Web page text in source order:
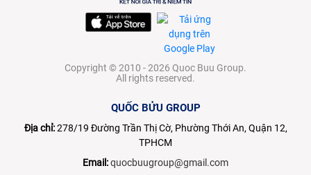
Copyright © 2010 - 2026 Quoc Buu Group.
All rights reserved.
QUỐC BỬU GROUP
Địa chỉ:278/19 Đường Trần Thị Cờ, Phường Thới An, Quận 12,
TPHCM
Email:quocbuugroup@gmail.com